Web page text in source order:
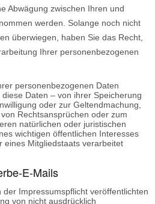
Abwägung zwischen Ihren und
werden. Solange noch nicht
überwiegen, haben Sie das Recht,
Ihrer personenbezogenen
personenbezogenen Daten
Daten – von ihrer Speicherung
oder zur Geltendmachung,
Rechtsansprüchen oder zum
natürlichen oder juristischen
wichtigen öffentlichen Interesses
eines Mitgliedstaats verarbeitet
E-Mails
Impressumspflicht veröffentlichten
von nicht ausdrücklich